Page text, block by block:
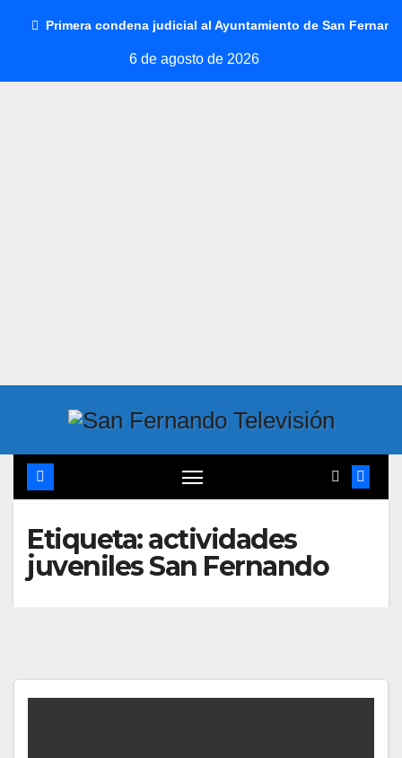
Primera condena judicial al Ayuntamiento de San
6 de agosto de 2026
Etiqueta:actividades
juveniles San Fernando